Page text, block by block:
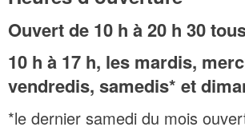
Ouvert de 10 h à 20 h 30
10 h à 17 h, les mardis,
vendredis, samedis* et
*le dernier samedi du mois